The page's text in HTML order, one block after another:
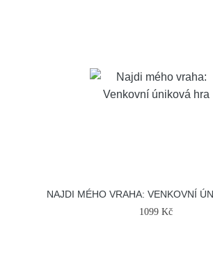
NAJDI MÉHO VRAHA: VENKOVNÍ
1099 Kč